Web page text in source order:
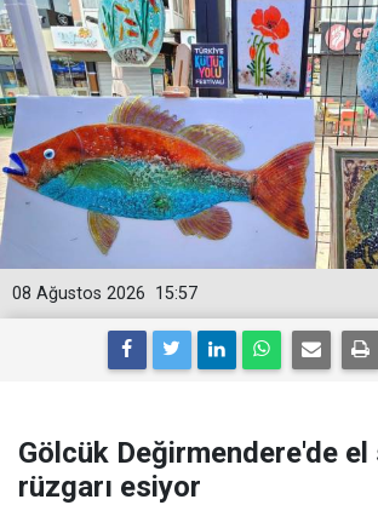
15:57
08 Ağustos 2026
Gölcük Değirmendere'de el
rüzgarı esiyor